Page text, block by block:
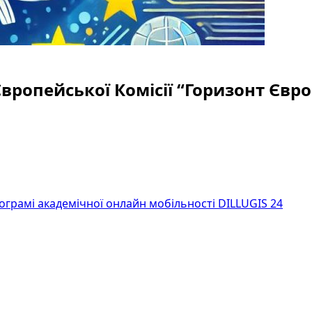
Комісії “Горизонт
академічної онлайн мобільності DILLUGIS 24